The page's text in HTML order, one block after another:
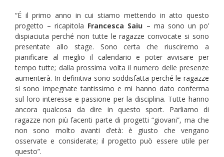
“É il primo anno in cui stiamo mettendo in atto questo
progetto – ricapitola Francesca Saiu – ma sono un po’
dispiaciuta perché non tutte le ragazze convocate si sono
presentate allo stage. Sono certa che riusciremo a
pianificare al meglio il calendario e poter avvisare per
tempo tutte; dalla prossima volta il numero delle presenze
aumenterà. In definitiva sono soddisfatta perché le ragazze
si sono impegnate tantissimo e mi hanno dato conferma
sul loro interesse e passione per la disciplina. Tutte hanno
ancora qualcosa da dire in questo sport. Parliamo di
ragazze non più facenti parte di progetti “giovani”, ma che
non sono molto avanti d’età: è giusto che vengano
osservate e considerate; il progetto può essere utile per
questo”.